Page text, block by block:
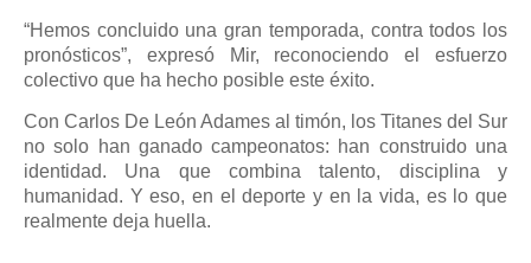
“Hemos concluido una gran temporada, contra todos los
pronósticos”, expresó Mir, reconociendo el esfuerzo
colectivo que ha hecho posible este éxito.
Con Carlos De León Adames al timón, los Titanes del Sur
no solo han ganado campeonatos: han construido una
identidad. Una que combina talento, disciplina y
humanidad. Y eso, en el deporte y en la vida, es lo que
realmente deja huella.